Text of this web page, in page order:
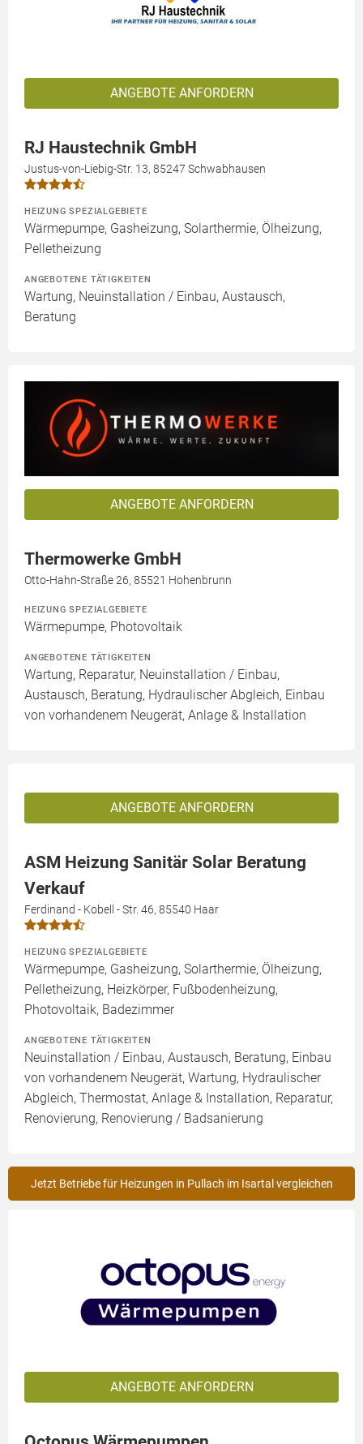
ANGEBOTE ANFORDERN
RJ Haustechnik GmbH
Justus-von-Liebig-Str. 13, 85247 Schwabhausen
HEIZUNG SPEZIALGEBIETE
Wärmepumpe, Gasheizung, Solarthermie, Ölheizung,
Pelletheizung
ANGEBOTENE TÄTIGKEITEN
Wartung, Neuinstallation / Einbau, Austausch,
Beratung
ANGEBOTE ANFORDERN
Thermowerke GmbH
Otto-Hahn-Straße 26, 85521 Hohenbrunn
HEIZUNG SPEZIALGEBIETE
Wärmepumpe, Photovoltaik
ANGEBOTENE TÄTIGKEITEN
Wartung, Reparatur, Neuinstallation / Einbau,
Austausch, Beratung, Hydraulischer Abgleich, Einbau
von vorhandenem Neugerät, Anlage & Installation
ANGEBOTE ANFORDERN
ASM Heizung Sanitär Solar Beratung
Verkauf
Ferdinand - Kobell - Str. 46, 85540 Haar
HEIZUNG SPEZIALGEBIETE
Wärmepumpe, Gasheizung, Solarthermie, Ölheizung,
Pelletheizung, Heizkörper, Fußbodenheizung,
Photovoltaik, Badezimmer
ANGEBOTENE TÄTIGKEITEN
Neuinstallation / Einbau, Austausch, Beratung, Einbau
von vorhandenem Neugerät, Wartung, Hydraulischer
Abgleich, Thermostat, Anlage & Installation, Reparatur,
Renovierung, Renovierung / Badsanierung
Jetzt Betriebe für Heizungen in Pullach im Isartal vergleichen
ANGEBOTE ANFORDERN